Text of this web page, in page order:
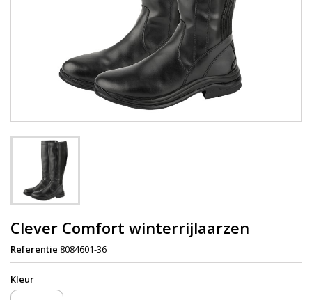
Clever Comfort winterrijlaarzen
Referentie 8084601-36
Kleur